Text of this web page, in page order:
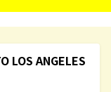
LOS ANGELES